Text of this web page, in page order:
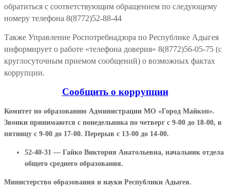
обратиться с соответствующим обращением по следующему
номеру телефона 8(8772)52-88-44
Также Управление Роспотребнадзора по Республике Адыгея
информирует о работе «телефона доверия» 8(8772)56-05-75 (с
круглосуточным приемом сообщений) о возможных фактах
коррупции.
Сообщить о коррупции
Комитет по образованию Администрации МО «Город Майкоп».
Звонки принимаются с понедельника по четверг с 9-00 до 18-00, в
пятницу с 9-00 до 17-00. Перерыв с 13-00 до 14-00.
52-40-31 — Гайко Виктория Анатольевна, начальник отдела
общего среднего образования.
Министерство образования и науки Республики Адыгея.